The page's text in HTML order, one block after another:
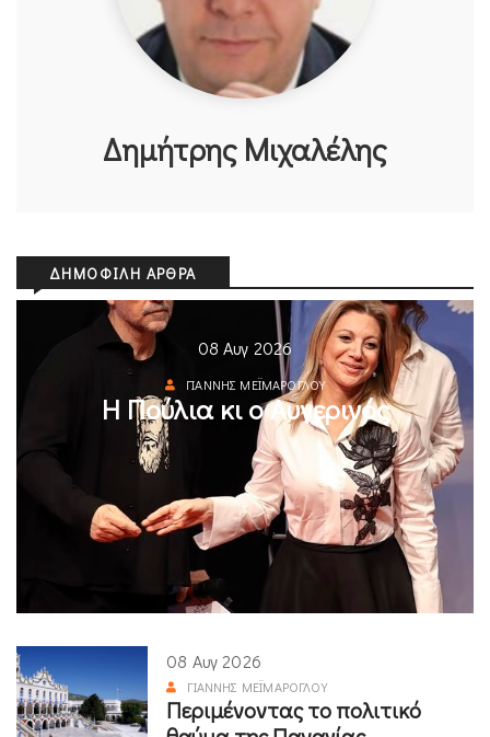
Δημήτρης Μιχαλέλης
ΔΗΜΟΦΙΛΉ ΆΡΘΡΑ
08 Αυγ 2026
ΓΙΆΝΝΗΣ ΜΕΪΜΆΡΟΓΛΟΥ
Η Πούλια κι ο Αυγερινός
08 Αυγ 2026
ΓΙΆΝΝΗΣ ΜΕΪΜΆΡΟΓΛΟΥ
Περιμένοντας το πολιτικό